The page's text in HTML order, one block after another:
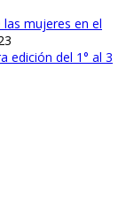
mujeres en el
edición del 1° al 3